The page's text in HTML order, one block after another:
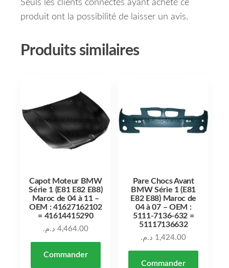
Seuls les clients connectés ayant acheté ce
produit ont la possibilité de laisser un avis.
Produits similaires
Capot Moteur BMW
Série 1 (E81 E82 E88)
Maroc de 04 à 11 –
OEM : 41627162102
= 41614415290
4,464.00 د.م.
Commander
Pare Chocs Avant
BMW Série 1 (E81
E82 E88) Maroc de
04 à 07 – OEM :
5111-7136-632 =
51117136632
1,424.00 د.م.
Commander